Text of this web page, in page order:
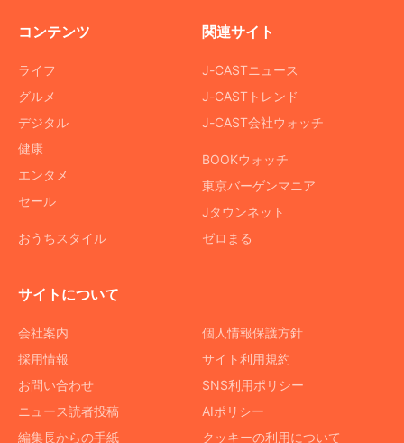
コンテンツ
ライフ
グルメ
デジタル
健康
エンタメ
セール
おうちスタイル
関連サイト
J-CASTニュース
J-CASTトレンド
J-CAST会社ウォッチ
BOOKウォッチ
東京バーゲンマニア
Jタウンネット
ゼロまる
サイトについて
会社案内
採用情報
お問い合わせ
ニュース読者投稿
編集長からの手紙
個人情報保護方針
サイト利用規約
SNS利用ポリシー
AIポリシー
クッキーの利用について